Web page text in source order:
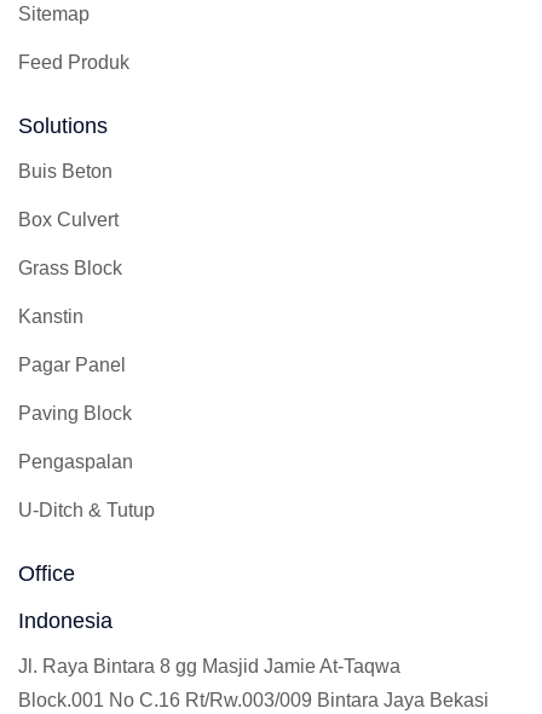
Sitemap
Feed Produk
Solutions
Buis Beton
Box Culvert
Grass Block
Kanstin
Pagar Panel
Paving Block
Pengaspalan
U-Ditch & Tutup
Office
Indonesia
Jl. Raya Bintara 8 gg Masjid Jamie At-Taqwa
Block.001 No C.16 Rt/Rw.003/009 Bintara Jaya Bekasi